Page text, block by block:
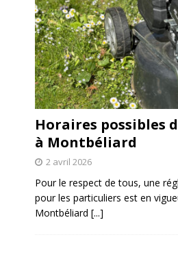
Horaires possibles
à Montbéliard
2 avril 2026
Pour le respect de tous, une
pour les particuliers est en
Montbéliard [...]